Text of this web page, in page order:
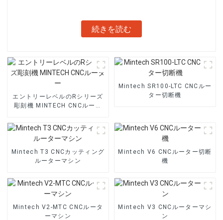
続きを読む
エントリーレベルのRシリーズ
彫刻機 MINTECH CNCルータ
Mintech SR100-LTC CNCルー
ター切断機
Mintech T3 CNCカッティング
ルーターマシン
Mintech V6 CNCルーター切断
機
Mintech V2-MTC CNCルータ
ーマシン
Mintech V3 CNCルーターマシ
ン